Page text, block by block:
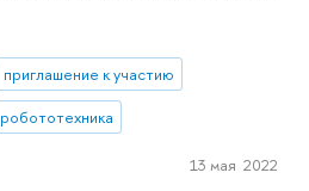
приглашение к участию
робототехника
13 мая 2022